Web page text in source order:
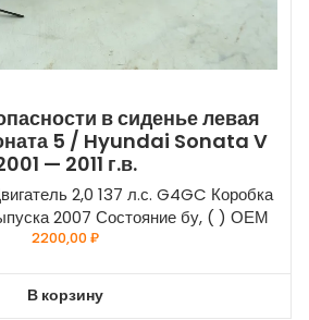
в сиденье левая
5 / Hyundai Sonata V
— 2011 г.в.
2,0 137 л.с. G4GC Коробка
2007 Состояние бу, ( ) ОЕМ
2200,00₽
В корзину